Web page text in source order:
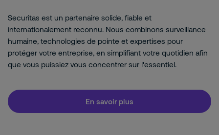
Securitas est un partenaire solide, fiable et
internationalement reconnu. Nous combinons surveillance
humaine, technologies de pointe et expertises pour
protéger votre entreprise, en simplifiant votre quotidien afin
que vous puissiez vous concentrer sur l'essentiel.
En savoir plus